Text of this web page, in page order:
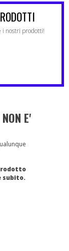
i nostri prodotti!
E'
subito.